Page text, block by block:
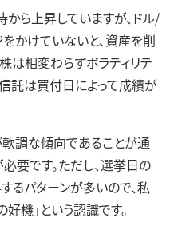
ら上昇していますが、ドル/
かけていないと、資産を削
は相変わらずボラティリテ
託は買付日によって成績が
調な傾向であることが通
要です。ただし、選挙日の
るパターンが多いので、私
機」という認識です。